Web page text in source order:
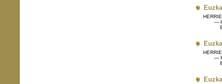
—
—